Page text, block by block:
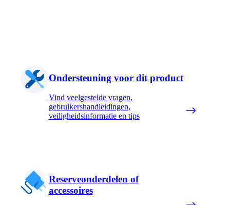
Ondersteuning voor dit product
Vind veelgestelde vragen,
gebruikershandleidingen,
veiligheidsinformatie en tips
Reserveonderdelen of
accessoires